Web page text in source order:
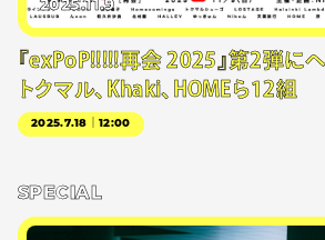
2025.11.9
『exPoP!!!!!再会 2025』第2弾にヘ
トクマル、Khaki、HOMEら12組
2025.7.18｜12:00
SPECIAL